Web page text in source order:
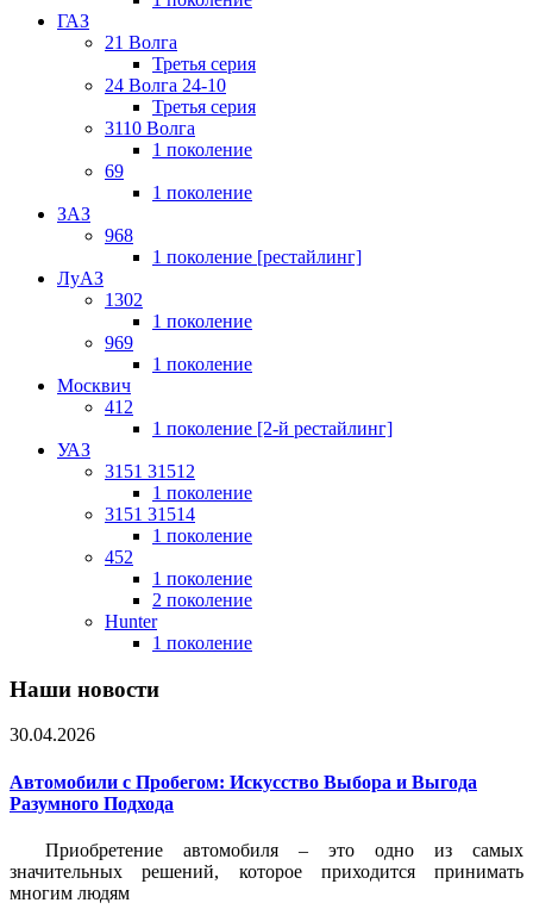
ГАЗ
21 Волга
Третья серия
24 Волга 24-10
Третья серия
3110 Волга
1 поколение
69
1 поколение
ЗАЗ
968
1 поколение [рестайлинг]
ЛуАЗ
1302
1 поколение
969
1 поколение
Москвич
412
1 поколение [2-й рестайлинг]
УАЗ
3151 31512
1 поколение
3151 31514
1 поколение
452
1 поколение
2 поколение
Hunter
1 поколение
Наши новости
30.04.2026
Автомобили с Пробегом: Искусство Выбора и Выгода
Разумного Подхода
Приобретение автомобиля – это одно из самых
значительных решений, которое приходится принимать
многим людям